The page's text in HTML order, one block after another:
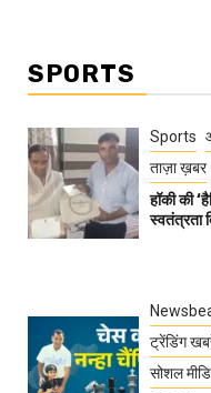
SPORTS
Sports
ताज़ा ख़बर
हॉकी की
स्वतंत्रता
ट्रेंडिंग
सोशल